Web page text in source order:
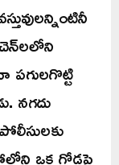
పగులగొట్టి
నగదు
ఒక గోడపై